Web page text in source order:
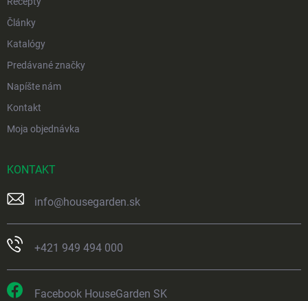
Články
Katalógy
Predávané značky
Napíšte nám
Kontakt
Moja objednávka
KONTAKT
info@housegarden.sk
+421 949 494 000
Facebook HouseGarden SK